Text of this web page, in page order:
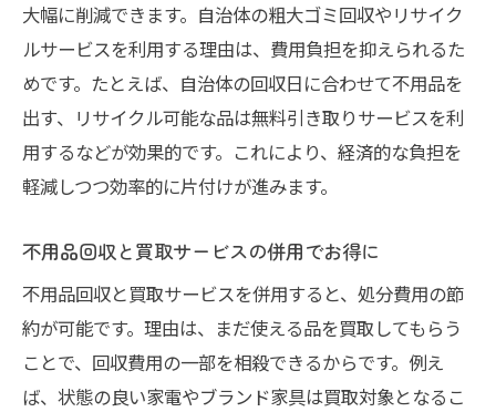
大幅に削減できます。自治体の粗大ゴミ回収やリサイク
ルサービスを利用する理由は、費用負担を抑えられるた
めです。たとえば、自治体の回収日に合わせて不用品を
出す、リサイクル可能な品は無料引き取りサービスを利
用するなどが効果的です。これにより、経済的な負担を
軽減しつつ効率的に片付けが進みます。
不用品回収と買取サービスの併用でお得に
不用品回収と買取サービスを併用すると、処分費用の節
約が可能です。理由は、まだ使える品を買取してもらう
ことで、回収費用の一部を相殺できるからです。例え
ば、状態の良い家電やブランド家具は買取対象となるこ